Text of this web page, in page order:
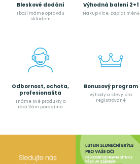
Bleskové dodání
zboží máme opravdu
skladem
Výhodná balení 2+1
Nakup více, zaplať méně
Odbornost, ochota,
profesionalita
známe své produkty a
rádi Vám poradíme
Bonusový program
výhody a slevy pro
registrované